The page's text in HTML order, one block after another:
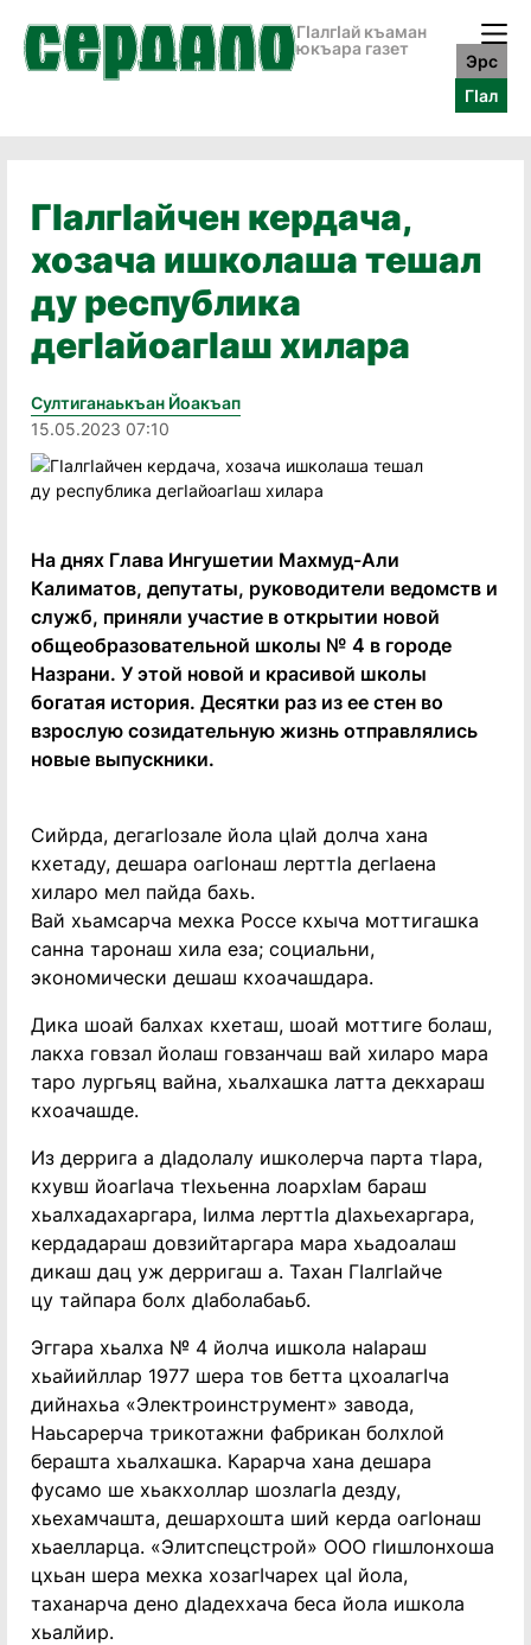
ГӀалгӀай къаман
юкъара газет
Эрс
ГӀал
ГIалгIайчен кердача,
хозача ишколаша тешал
ду республика
дегIайоагIаш хилара
Султиганаькъан Йоакъап
15.05.2023 07:10
На днях Глава Ингушетии Махмуд-Али
Калиматов, депутаты, руководители ведомств и
служб, приняли участие в открытии новой
общеобразовательной школы № 4 в городе
Назрани. У этой новой и красивой школы
богатая история. Десятки раз из ее стен во
взрослую созидательную жизнь отправлялись
новые выпускники.
Сийрда, дегагIозале йола цIай долча хана
кхетаду, дешара оагIонаш лерттIа дегIаена
хиларо мел пайда бахь.
Вай хьамсарча мехка Россе кхыча моттигашка
санна таронаш хила еза; социальни,
экономически дешаш кхоачашдара.
Дика шоай балхах кхеташ, шоай моттиге болаш,
лакха говзал йолаш говзанчаш вай хиларо мара
таро лургьяц вайна, хьалхашка латта декхараш
кхоачашде.
Из деррига а дIадолалу ишколерча парта тIара,
кхувш йоагIача тIехьенна лоархIам бараш
хьалхадахаргара, Iилма лерттIа дIахьехаргара,
кердадараш довзийтаргара мара хьадоалаш
дикаш дац уж дерригаш а. Тахан ГIалгIайче
цу тайпара болх дIаболабаьб.
Эггара хьалха № 4 йолча ишкола наIараш
хьайийллар 1977 шера тов бетта цхоалагIча
дийнахьа «Электроинструмент» завода,
Наьсарерча трикотажни фабрикан болхлой
берашта хьалхашка. Карарча хана дешара
фусамо ше хьакхоллар шозлагIа дезду,
хьехамчашта, дешархошта ший керда оагIонаш
хьаелларца. «Элитспецстрой» ООО гIишлонхоша
цхьан шера мехка хозагIчарех цаI йола,
таханарча дено дIадеххача беса йола ишкола
хьалйир.